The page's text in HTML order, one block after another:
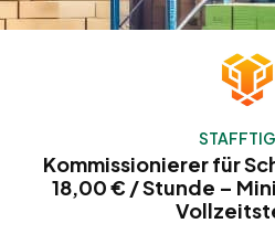
Kommissionierer für
18,00 € / Stunde –